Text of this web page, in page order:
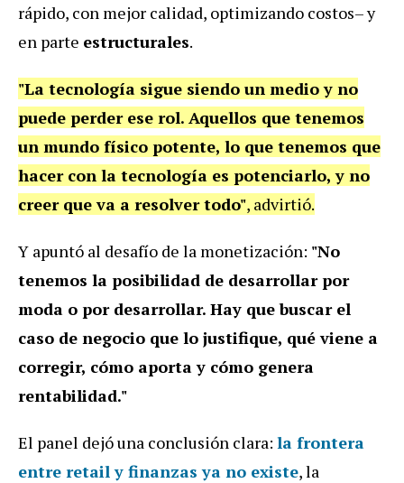
rápido, con mejor calidad, optimizando costos– y
en parte estructurales.
"La tecnología sigue siendo un medio y no
puede perder ese rol. Aquellos que tenemos
un mundo físico potente, lo que tenemos que
hacer con la tecnología es potenciarlo, y no
creer que va a resolver todo", advirtió.
Y apuntó al desafío de la monetización: "No
tenemos la posibilidad de desarrollar por
moda o por desarrollar. Hay que buscar el
caso de negocio que lo justifique, qué viene a
corregir, cómo aporta y cómo genera
rentabilidad."
El panel dejó una conclusión clara: la frontera
entre retail y finanzas ya no existe, la